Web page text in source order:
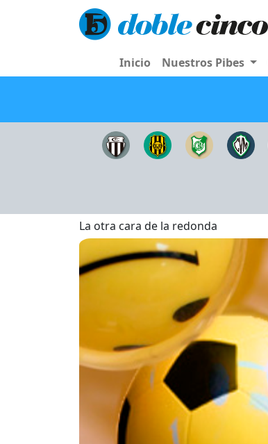
Inicio Nuestros Pibes
La otra cara de la redonda